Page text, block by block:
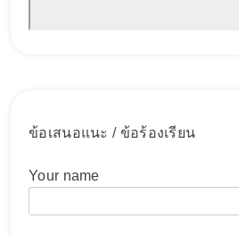
ข้อเสนอแนะ / ข้อร้องเรียน
Your name